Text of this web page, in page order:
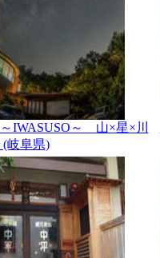
IWASUSO～ 山×星×川
岐阜県)